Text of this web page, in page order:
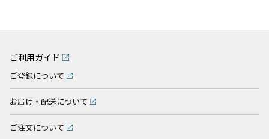
ご利用ガイド
ご登録について
お届け・配送について
ご注文について